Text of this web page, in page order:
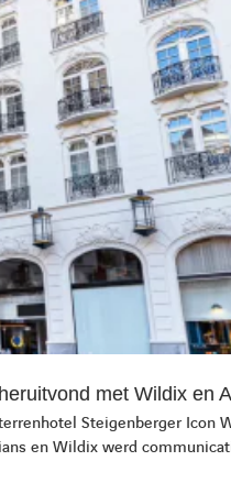
met Wildix en
Steigenberger Icon
en Wildix werd